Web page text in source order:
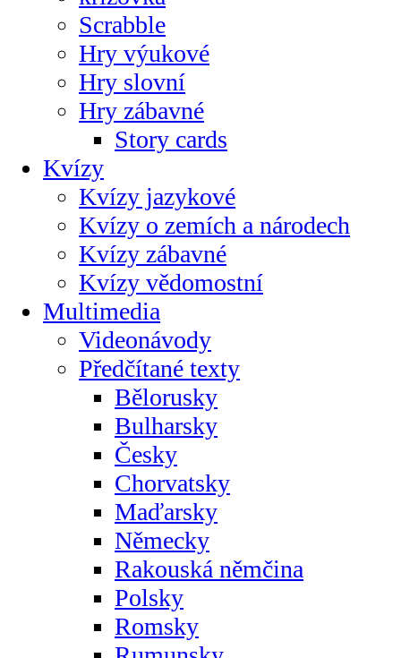
Scrabble
Hry výukové
Hry slovní
Hry zábavné
Story cards
Kvízy
Kvízy jazykové
Kvízy o zemích a národech
Kvízy zábavné
Kvízy vědomostní
Multimedia
Videonávody
Předčítané texty
Bělorusky
Bulharsky
Česky
Chorvatsky
Maďarsky
Německy
Rakouská němčina
Polsky
Romsky